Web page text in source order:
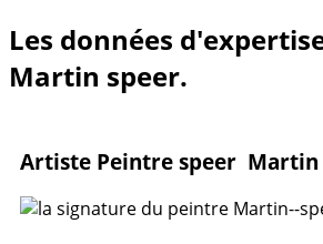
Les données
Martin speer.
Artiste Peintre speer Martin